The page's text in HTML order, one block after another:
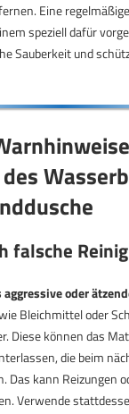
Eine
speziell dafür
Sauberkeit und
falsche
oder
Bleichmittel oder
Diese können das
die beim
Das kann Reizungen
Verwende